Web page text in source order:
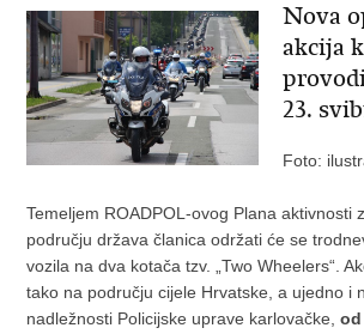
Nova
akcija
23.
Foto:
Temeljem ROADPOL-ovog Plana aktivnosti
području država članica održati će se
vozila na dva kotača tzv. „Two Wheelers“.
tako na području cijele Hrvatske, a ujedno i
nadležnosti Policijske uprave karlovačke,